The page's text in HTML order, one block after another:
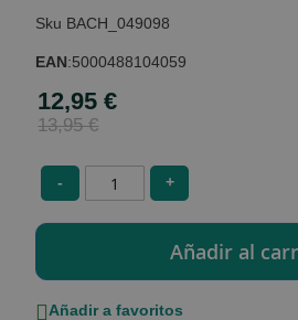
BACH_049098
EAN:5000488104059
Special
Price
12,95 €
13,95 €
- +
Añadir a favoritos